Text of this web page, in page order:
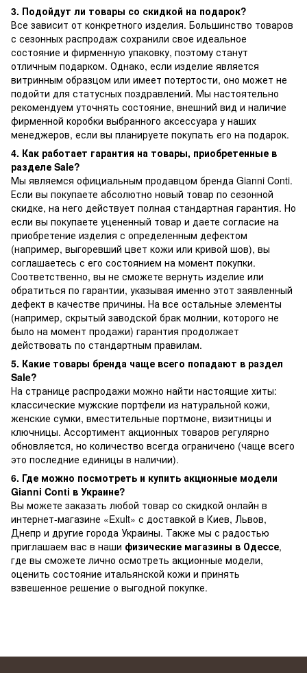
3. Подойдут ли товары со скидкой на подарок?
Все зависит от конкретного изделия. Большинство товаров
с сезонных распродаж сохранили свое идеальное
состояние и фирменную упаковку, поэтому станут
отличным подарком. Однако, если изделие является
витринным образцом или имеет потертости, оно может не
подойти для статусных поздравлений. Мы настоятельно
рекомендуем уточнять состояние, внешний вид и наличие
фирменной коробки выбранного аксессуара у наших
менеджеров, если вы планируете покупать его на подарок.
4. Как работает гарантия на товары, приобретенные в
разделе Sale?
Мы являемся официальным продавцом бренда Gianni Conti.
Если вы покупаете абсолютно новый товар по сезонной
скидке, на него действует полная стандартная гарантия. Но
если вы покупаете уцененный товар и даете согласие на
приобретение изделия с определенным дефектом
(например, выгоревший цвет кожи или кривой шов), вы
соглашаетесь с его состоянием на момент покупки.
Соответственно, вы не сможете вернуть изделие или
обратиться по гарантии, указывая именно этот заявленный
дефект в качестве причины. На все остальные элементы
(например, скрытый заводской брак молнии, которого не
было на момент продажи) гарантия продолжает
действовать по стандартным правилам.
5. Какие товары бренда чаще всего попадают в раздел
Sale?
На странице распродажи можно найти настоящие хиты:
классические мужские портфели из натуральной кожи,
женские сумки, вместительные портмоне, визитницы и
ключницы. Ассортимент акционных товаров регулярно
обновляется, но количество всегда ограничено (чаще всего
это последние единицы в наличии).
6. Где можно посмотреть и купить акционные модели
Gianni Conti в Украине?
Вы можете заказать любой товар со скидкой онлайн в
интернет-магазине «Exult» с доставкой в Киев, Львов,
Днепр и другие города Украины. Также мы с радостью
приглашаем вас в наши физические магазины в Одессе,
где вы сможете лично осмотреть акционные модели,
оценить состояние итальянской кожи и принять
взвешенное решение о выгодной покупке.